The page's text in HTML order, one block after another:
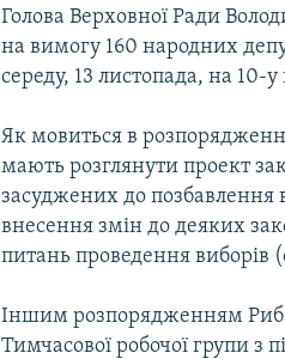
Голова Верховної Ради
на вимогу 160 народних
середу, 13 листопада, на 10-
Як мовиться в
мають розглянути проект
засуджених до позбавлення
внесення змін до деяких
питань проведення виборів
Іншим розпорядженням
Тимчасової робочої групи з